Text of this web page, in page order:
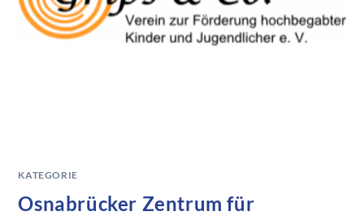
KATEGORIE
Osnabrücker Zentrum für